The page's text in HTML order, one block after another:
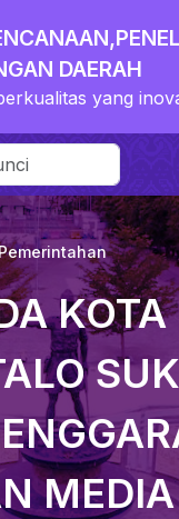
DAERAH
yang
KOTA
MEDIA